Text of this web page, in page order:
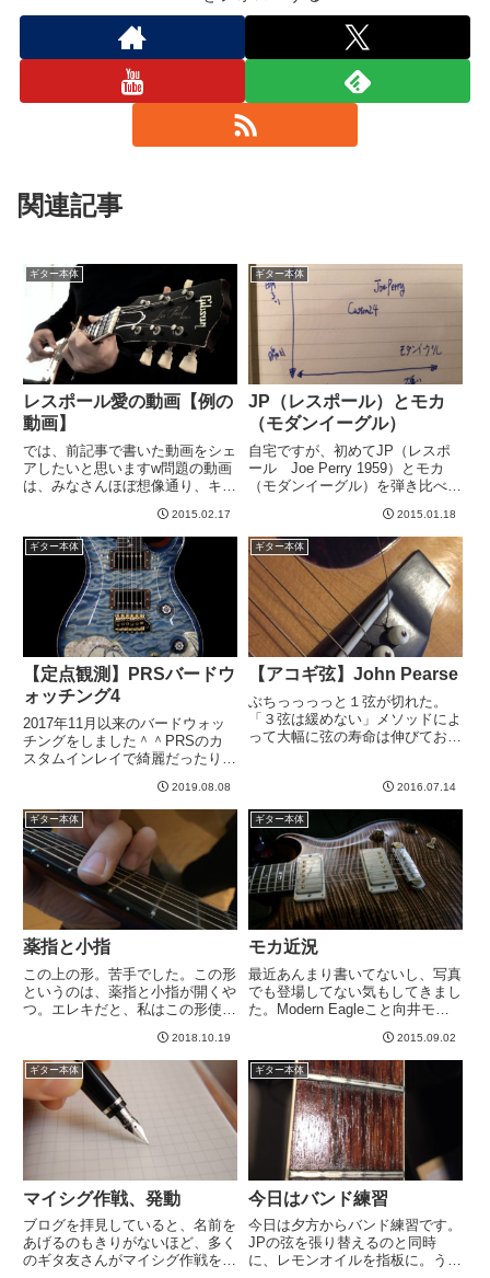
関連記事
ギター本体
レスポール愛の動画【例の
動画】
では、前記事で書いた動画をシェ
アしたいと思いますw問題の動画
は、みなさんほぼ想像通り、キャ
ャノッサのレスポール愛が昂じ
て、いても立ってもいられなくな
った末の行動、、、のドキュメン
タリーですw事の発端は、らんで
2015.02.17
ギター本体
JP（レスポール）とモカ
（モダンイーグル）
自宅ですが、初めてJP（レスポ
ール Joe Perry 1959）とモカ
（モダンイーグル）を弾き比べて
（Custom24）も。今の印象をマ
ッピングするとこんな感じかな、
と。Mark VのCh2クランチでの感
想です...
2015.01.18
ギター本体
【定点観測】PRSバードウ
ォッチング4
2017年11月以来のバードウォッ
チングをしました＾＾PRSのカ
スタムインレイで綺麗だったりか
を見つけて画像をはっつけてま
す。→ 初回・バードウォッチン
グ→ ２回目・バードウォッチン
グ→ ３回目 バードウォッチ...
2019.08.08
ギター本体
【アコギ弦】John Pearse
ぶちっっっっと１弦が切れた。
「３弦は緩めない」メソッドによ
って大幅に弦の寿命は伸びており
8 ~ 6-25Flexible Core 6-26 ~7-13
Acoustic SP ...
2016.07.14
ギター本体
薬指と小指
この上の形。苦手でした。この形
というのは、薬指と小指が開くや
つ。エレキだと、私はこの形使っ
ロギター練習してると多用されま
す。例えば、上の写真の形から下
の写真の形に移動するわけです。
小指は押さえたままで、薬指だ
け...
2018.10.19
ギター本体
モカ近況
最近あんまり書いてないし、写真
でも登場してない気もしてきまし
た。Modern Eagleこと向井モカ
り、、・・・PUカバーが薄汚れ
てきた！このギターの名前が向井
モカでさえなければ、「おお、渋
くなってきた。かっこいい」...
2015.09.02
ギター本体
マイシグ作戦、発動
ブログを拝見していると、名前を
あげるのもきりがないほど、多く
のギタ友さんがマイシグ作戦を過
ギター本体
今日はバンド練習
今日は夕方からバンド練習です。
JPの弦を張り替えるのと同時
に、レモンオイルを指板に。うー